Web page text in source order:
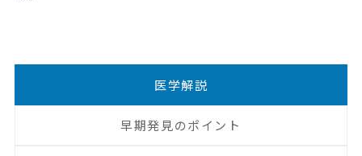
医学解説
早期発見のポイント